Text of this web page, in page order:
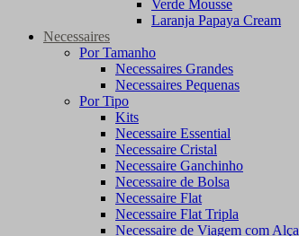
Verde Mousse
Laranja Papaya Cream
Necessaires
Por Tamanho
Necessaires Grandes
Necessaires Pequenas
Por Tipo
Kits
Necessaire Essential
Necessaire Cristal
Necessaire Ganchinho
Necessaire de Bolsa
Necessaire Flat
Necessaire Flat Tripla
Necessaire de Viagem com Alça